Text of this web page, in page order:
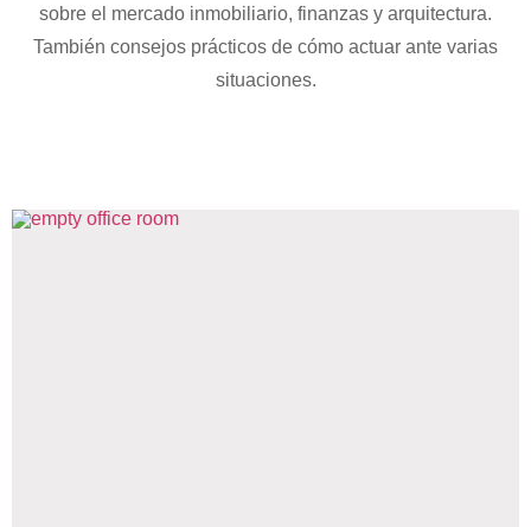
sobre el mercado inmobiliario, finanzas y arquitectura.
También consejos prácticos de cómo actuar ante varias
situaciones.